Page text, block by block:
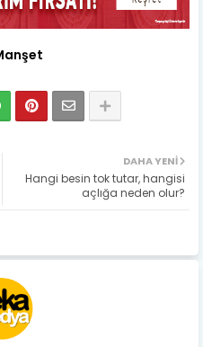
DAHA YENI
Hangi besin tok tutar, hangisi
açlığa neden olur?